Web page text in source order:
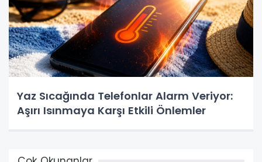
Yaz Sıcağında Telefonlar Alarm Veriyor:
Aşırı Isınmaya Karşı Etkili Önlemler